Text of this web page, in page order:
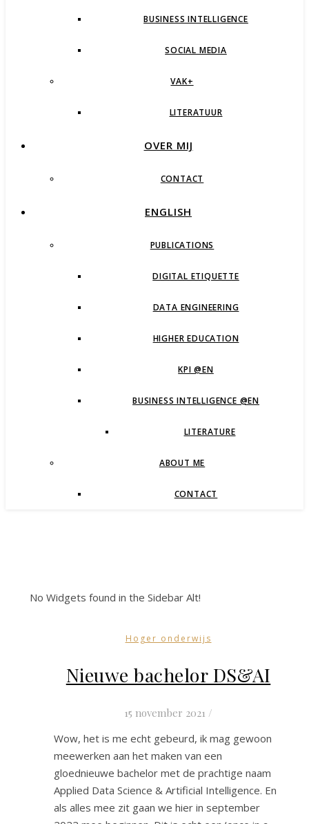
BUSINESS INTELLIGENCE
SOCIAL MEDIA
VAK+
LITERATUUR
OVER MIJ
CONTACT
ENGLISH
PUBLICATIONS
DIGITAL ETIQUETTE
DATA ENGINEERING
HIGHER EDUCATION
KPI @EN
BUSINESS INTELLIGENCE @EN
LITERATURE
ABOUT ME
CONTACT
No Widgets found in the Sidebar Alt!
Hoger onderwijs
Nieuwe bachelor DS&AI
15 november 2021 /
Wow, het is me echt gebeurd, ik mag gewoon
meewerken aan het maken van een
gloednieuwe bachelor met de prachtige naam
Applied Data Science & Artificial Intelligence. En
als alles mee zit gaan we hier in september